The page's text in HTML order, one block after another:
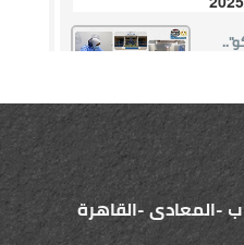
ب -المعادى -القاهرة